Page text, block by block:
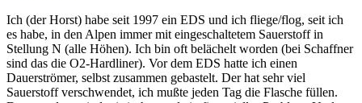
Ich (der Horst) habe seit 1997 ein EDS und ich fliege/flog, seit ich
es habe, in den Alpen immer mit eingeschaltetem Sauerstoff in
Stellung N (alle Höhen). Ich bin oft belächelt worden (bei Schaffner
sind das die O2-Hardliner). Vor dem EDS hatte ich einen
Dauerströmer, selbst zusammen gebastelt. Der hat sehr viel
Sauerstoff verschwendet, ich mußte jeden Tag die Flasche füllen.